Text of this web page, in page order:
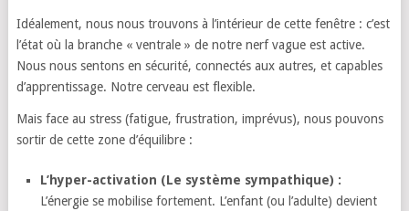
Idéalement, nous nous trouvons à l’intérieur de cette fenêtre : c’est
l’état où la branche « ventrale » de notre nerf vague est active.
Nous nous sentons en sécurité, connectés aux autres, et capables
d’apprentissage. Notre cerveau est flexible.
Mais face au stress (fatigue, frustration, imprévus), nous pouvons
sortir de cette zone d’équilibre :
L’hyper-activation (Le système sympathique) :
L’énergie se mobilise fortement. L’enfant (ou l’adulte) devient